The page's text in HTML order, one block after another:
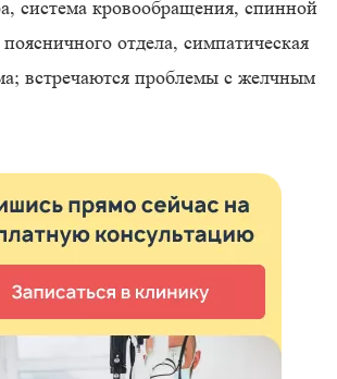
система кровообращения, спинной
отдела, симпатическая
встречаются проблемы с желчным